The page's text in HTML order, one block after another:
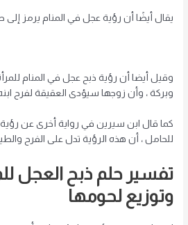
يقال أيضًا أن رؤية عجل في المنام يرمز
وقيل أيضا أن رؤية ذبح عجل في المنام
وبركة ، وأن زوجها سيؤدى العقيقة لفرح
كما قال ابن سيرين في رواية أخرى عن
للحامل ، أن هذه الرؤية تدل على الفرح
تفسير حلم ذبح العجل
وتوزيع لحومها